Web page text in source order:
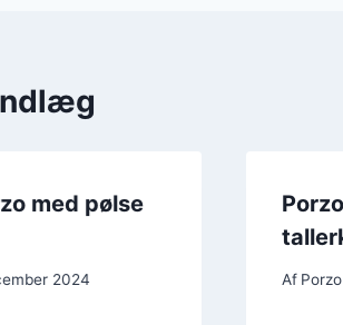
med pølse
2024 Af Porzo